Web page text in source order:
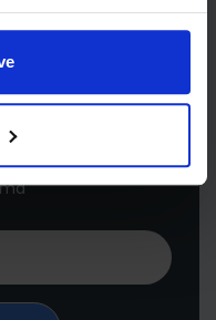
prijava
o novim
i drugim